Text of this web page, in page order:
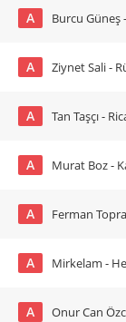
A Burcu Güneş
A Ziynet Sali -
A Tan Taşçı -
A Murat Boz -
A Ferman
A Mirkelam -
A Onur Can